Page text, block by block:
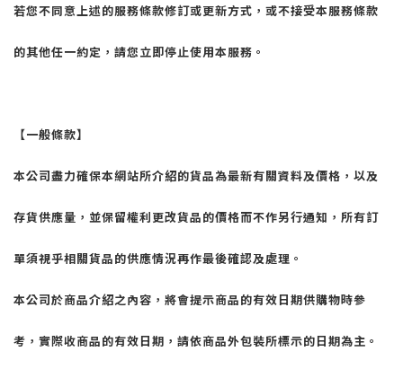
若您不同意上述的服務條款修訂或更新方式，或不接受本服務條款
的其他任一約定，請您立即停止使用本服務。
【一般條款】
本公司盡力確保本網站所介紹的貨品為最新有關資料及價格，以及
存貨供應量，並保留權利更改貨品的價格而不作另行通知，所有訂
單須視乎相關貨品的供應情況再作最後確認及處理。
本公司於商品介紹之內容，將會提示商品的有效日期供購物時參
考，實際收商品的有效日期，請依商品外包裝所標示的日期為主。